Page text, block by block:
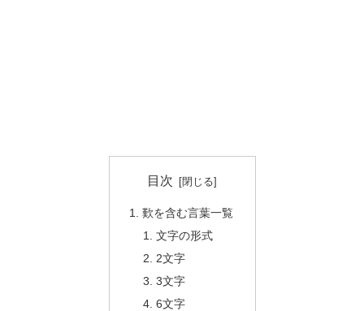
目次
歎を含む言葉一覧
文字の形式
2文字
3文字
6文字